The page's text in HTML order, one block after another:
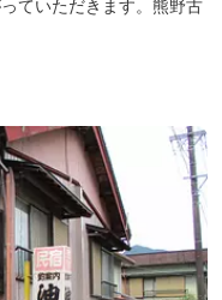
ていただきます。熊野古